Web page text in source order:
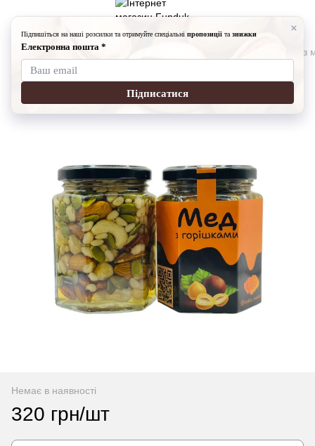
Горіхи з медом Мікс Оріхів
Мікс Оріхів з медом Premium
Написати відгук
Немає в наявності
320 грн/шт